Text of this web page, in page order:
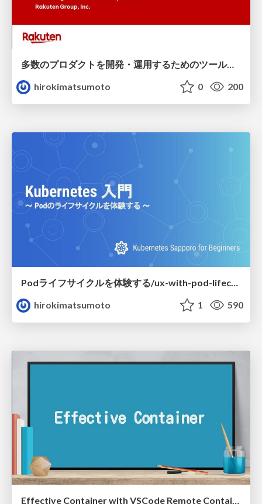
多数のプロダクトを開発・運用するためのツール環境
hirokimatsumoto
0 200
Podライフサイクルを体験する/ux-with-pod-lifecycle
hirokimatsumoto
1 590
Effective Container with VSCode Remote Container